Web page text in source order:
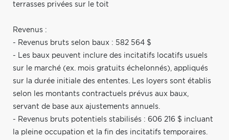
terrasses privées sur le toit
Revenus :
- Revenus bruts selon baux : 582 564 $
- Les baux peuvent inclure des incitatifs locatifs usuels
sur le marché (ex. mois gratuits échelonnés), appliqués
sur la durée initiale des ententes. Les loyers sont établis
selon les montants contractuels prévus aux baux,
servant de base aux ajustements annuels.
- Revenus bruts potentiels stabilisés : 606 216 $ incluant
la pleine occupation et la fin des incitatifs temporaires.